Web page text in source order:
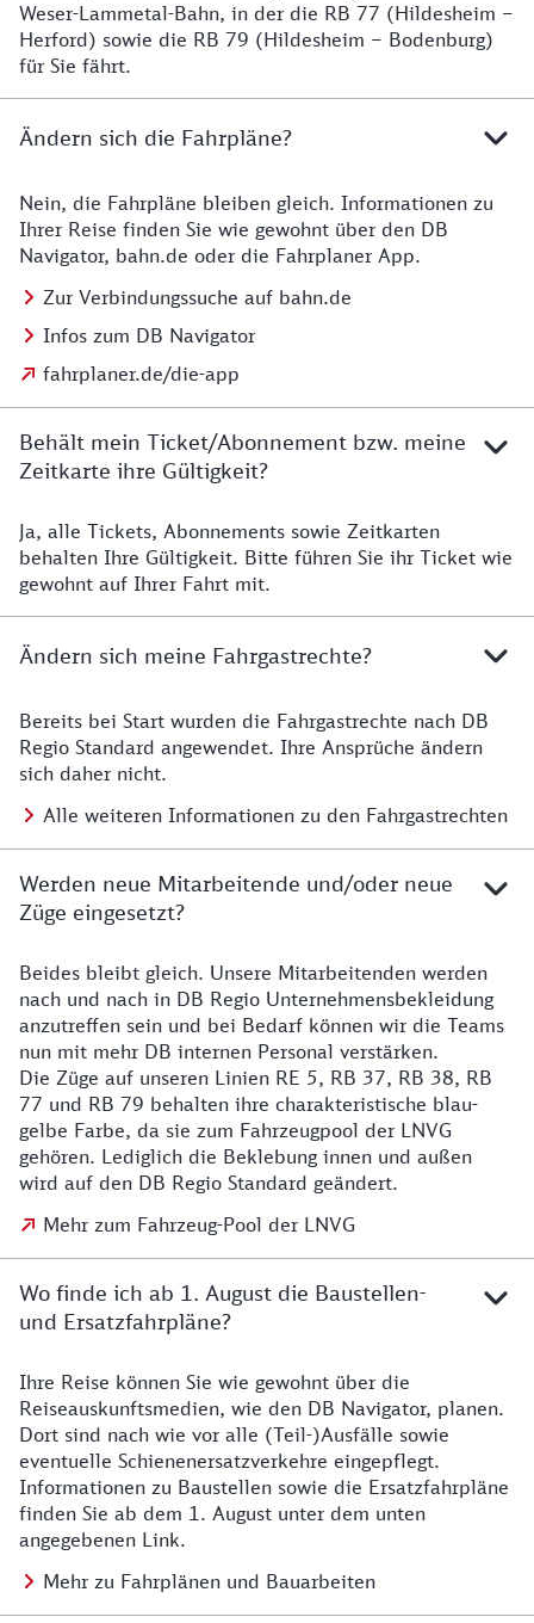
Weser-Lammetal-Bahn, in der die RB 77 (Hildesheim –
Herford) sowie die RB 79 (Hildesheim – Bodenburg)
für Sie fährt.
Ändern sich die Fahrpläne?
Details zu den Fahrplänen
Nein, die Fahrpläne bleiben gleich. Informationen zu
Ihrer Reise finden Sie wie gewohnt über den DB
Navigator, bahn.de oder die Fahrplaner App.
Zur Verbindungssuche auf bahn.de
Infos zum DB Navigator
fahrplaner.de/die-app
Behält mein Ticket/Abonnement bzw. meine
Zeitkarte ihre Gültigkeit?
Details zur Zeitkarte
Ja, alle Tickets, Abonnements sowie Zeitkarten
behalten Ihre Gültigkeit. Bitte führen Sie ihr Ticket wie
gewohnt auf Ihrer Fahrt mit.
Ändern sich meine Fahrgastrechte?
Details zu Fahrgastrechten
Bereits bei Start wurden die Fahrgastrechte nach DB
Regio Standard angewendet. Ihre Ansprüche ändern
sich daher nicht.
Alle weiteren Informationen zu den Fahrgastrechten
Werden neue Mitarbeitende und/oder neue
Züge eingesetzt?
Details zu den Mitarbeitenden
Beides bleibt gleich. Unsere Mitarbeitenden werden
nach und nach in DB Regio Unternehmensbekleidung
anzutreffen sein und bei Bedarf können wir die Teams
nun mit mehr DB internen Personal verstärken.
Die Züge auf unseren Linien RE 5, RB 37, RB 38, RB
77 und RB 79 behalten ihre charakteristische blau-
gelbe Farbe, da sie zum Fahrzeugpool der LNVG
gehören. Lediglich die Beklebung innen und außen
wird auf den DB Regio Standard geändert.
Mehr zum Fahrzeug-Pool der LNVG
Wo finde ich ab 1. August die Baustellen-
und Ersatzfahrpläne?
Details zu Baustelle
Ihre Reise können Sie wie gewohnt über die
Reiseauskunftsmedien, wie den DB Navigator, planen.
Dort sind nach wie vor alle (Teil-)Ausfälle sowie
eventuelle Schienenersatzverkehre eingepflegt.
Informationen zu Baustellen sowie die Ersatzfahrpläne
finden Sie ab dem 1. August unter dem unten
angegebenen Link.
Mehr zu Fahrplänen und Bauarbeiten